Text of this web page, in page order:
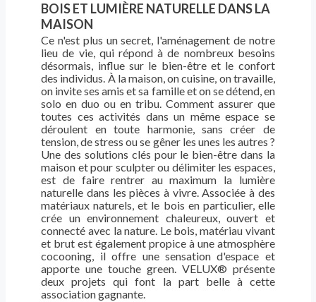
BOIS ET LUMIÈRE NATURELLE DANS LA
MAISON
Ce n'est plus un secret, l'aménagement de notre
lieu de vie, qui répond à de nombreux besoins
désormais, influe sur le bien-être et le confort
des individus. À la maison, on cuisine, on travaille,
on invite ses amis et sa famille et on se détend, en
solo en duo ou en tribu. Comment assurer que
toutes ces activités dans un même espace se
déroulent en toute harmonie, sans créer de
tension, de stress ou se gêner les unes les autres ?
Une des solutions clés pour le bien-être dans la
maison et pour sculpter ou délimiter les espaces,
est de faire rentrer au maximum la lumière
naturelle dans les pièces à vivre. Associée à des
matériaux naturels, et le bois en particulier, elle
crée un environnement chaleureux, ouvert et
connecté avec la nature. Le bois, matériau vivant
et brut est également propice à une atmosphère
cocooning, il offre une sensation d'espace et
apporte une touche green. VELUX® présente
deux projets qui font la part belle à cette
association gagnante.